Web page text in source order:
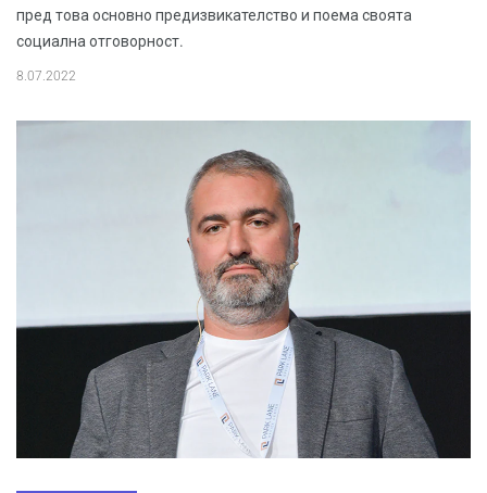
пред това основно предизвикателство и поема своята
социална отговорност.
8.07.2022